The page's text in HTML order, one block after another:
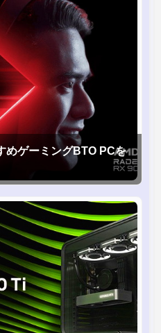
めゲーミングBTO PCを